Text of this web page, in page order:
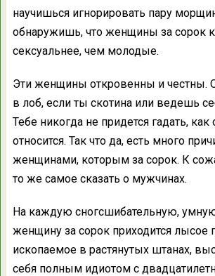
научишься игнорировать пару
обнаружишь, что женщины за сорок
сексуальнее, чем молодые.
Эти женщины откровенны и честны.
в лоб, если ты скотина или ведешь
Тебе никогда не придется гадать, как
относится. Так что да, есть много
женщинами, которым за сорок. К
то же самое сказать о мужчинах.
На каждую сногсшибательную,
женщину за сорок приходится лысое
ископаемое в растянутых штанах,
себя полным идиотом с